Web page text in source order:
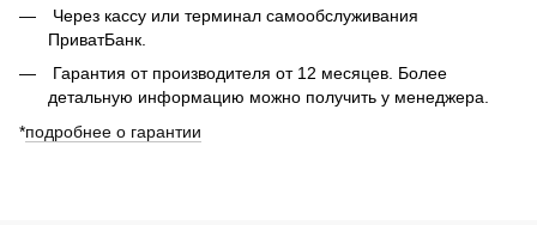
Через кассу или терминал самообслуживания
ПриватБанк.
Гарантия от производителя от 12 месяцев. Более
детальную информацию можно получить у менеджера.
*подробнее о гарантии